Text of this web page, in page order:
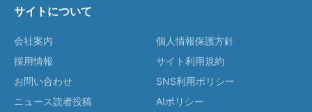
サイトについて
会社案内
採用情報
お問い合わせ
ニュース読者投稿
個人情報保護方針
サイト利用規約
SNS利用ポリシー
AIポリシー